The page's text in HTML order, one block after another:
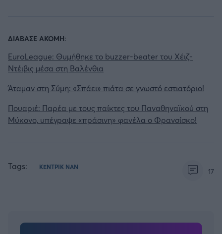
ΔΙΑΒΑΣΕ ΑΚΟΜΗ:
EuroLeague: Θυμήθηκε το buzzer-beater του Χέιζ-
Ντέιβις μέσα στη Βαλένθια
Άταμαν στη Σύμη: «Σπάει» πιάτα σε γνωστό εστιατόριο!
Πουαριέ: Παρέα με τους παίκτες του Παναθηναϊκού στη
Μύκονο, υπέγραψε «πράσινη» φανέλα ο Φρανσίσκο!
Tags: ΚΕΝΤΡΙΚ ΝΑΝ 17